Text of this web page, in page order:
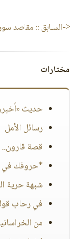
<-السـابق :: مقاصد
مختارات
حديث
رسائل الأمل
قصة قارون..
*حروفك في
شبهة حرية
في رحاب
من